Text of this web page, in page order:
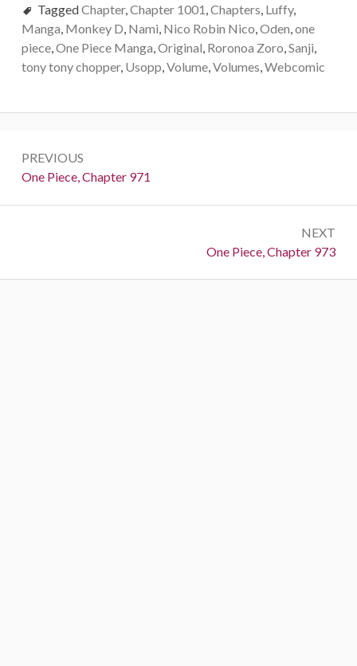
TaggedChapter, Chapter 1001 Chapters Luffy,
Manga Monkey D Nami Nico Robin Nico Oden one
piece, One Piece Manga Original Roronoa Zoro Sanji
tony tony chopper, Usopp Volume, Volumes Webcomic
navigation
PREVIOUS
Previous:
One Piece, Chapter 971
NEXT
Next:
One Piece, Chapter 973